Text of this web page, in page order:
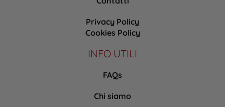
Privacy Policy
Cookies Policy
INFO UTILI
FAQs
Chi siamo